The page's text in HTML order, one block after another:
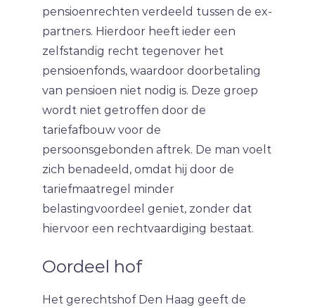
pensioenrechten verdeeld tussen de ex-
partners. Hierdoor heeft ieder een
zelfstandig recht tegenover het
pensioenfonds, waardoor doorbetaling
van pensioen niet nodig is. Deze groep
wordt niet getroffen door de
tariefafbouw voor de
persoonsgebonden aftrek. De man voelt
zich benadeeld, omdat hij door de
tariefmaatregel minder
belastingvoordeel geniet, zonder dat
hiervoor een rechtvaardiging bestaat.
Oordeel hof
Het gerechtshof Den Haag geeft de